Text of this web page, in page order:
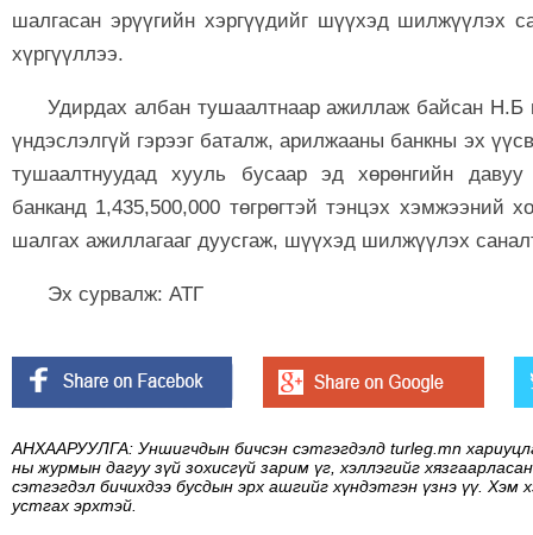
шалгасан эрүүгийн хэргүүдийг шүүхэд шилжүүлэх
хүргүүллээ.
Удирдах албан тушаалтнаар ажиллаж байсан Н.Б
үндэслэлгүй гэрээг баталж, арилжааны банкны эх
тушаалтнуудад хууль бусаар эд хөрөнгийн
банканд 1,435,500,000 төгрөгтэй тэнцэх хэмжээний
шалгах ажиллагааг дуусгаж, шүүхэд шилжүүлэх
Эх сурвалж: АТГ
АНХААРУУЛГА: Уншигчдын бичсэн сэтгэгдэлд turleg.mn
ны журмын дагуу зүй зохисгүй зарим үг, хэллэгийг
сэтгэгдэл бичихдээ бусдын эрх ашгийг хүндэтгэн үзнэ үү. Хэм
устгах эрхтэй.